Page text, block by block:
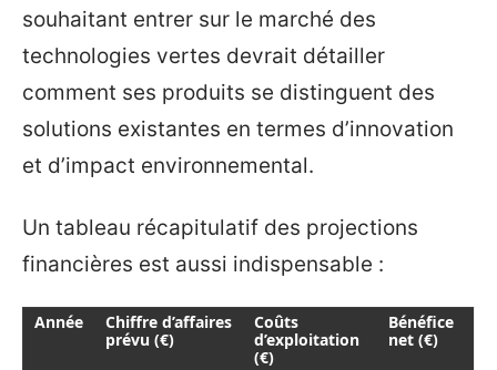
souhaitant entrer sur le marché des
technologies vertes devrait détailler
comment ses produits se distinguent des
solutions existantes en termes d’innovation
et d’impact environnemental.
Un tableau récapitulatif des projections
financières est aussi indispensable :
Année
Chiffre d’affaires
prévu (€)
Coûts
d’exploitation
(€)
Bénéfice
net (€)